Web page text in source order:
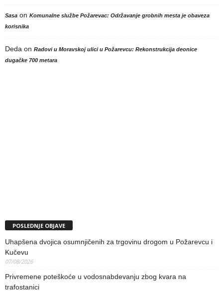
Sasa on Komunalne službe Požarevac: Održavanje grobnih mesta je obaveza
korisnika
Deda on Radovi u Moravskoj ulici u Požarevcu: Rekonstrukcija deonice
dugačke 700 metara
POSLEDNJE OBJAVE
Uhapšena dvojica osumnjičenih za trgovinu drogom u Požarevcu i
Kučevu
07/08/2026
Privremene poteškoće u vodosnabdevanju zbog kvara na
trafostanici